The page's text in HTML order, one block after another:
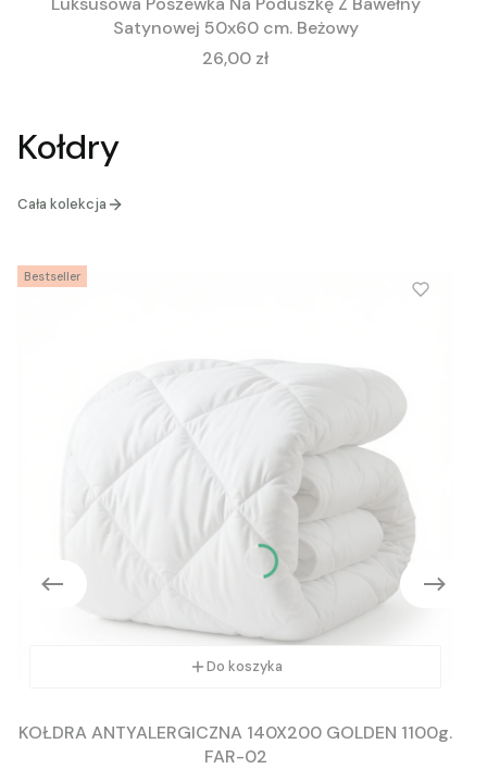
Satynowej 50x60 cm. Beżowy
Cena
26,00 zł
Kołdry
Cała kolekcja
Bestseller
Do koszyka
KOŁDRA ANTYALERGICZNA 140X200 GOLDEN 1100g.
FAR-02